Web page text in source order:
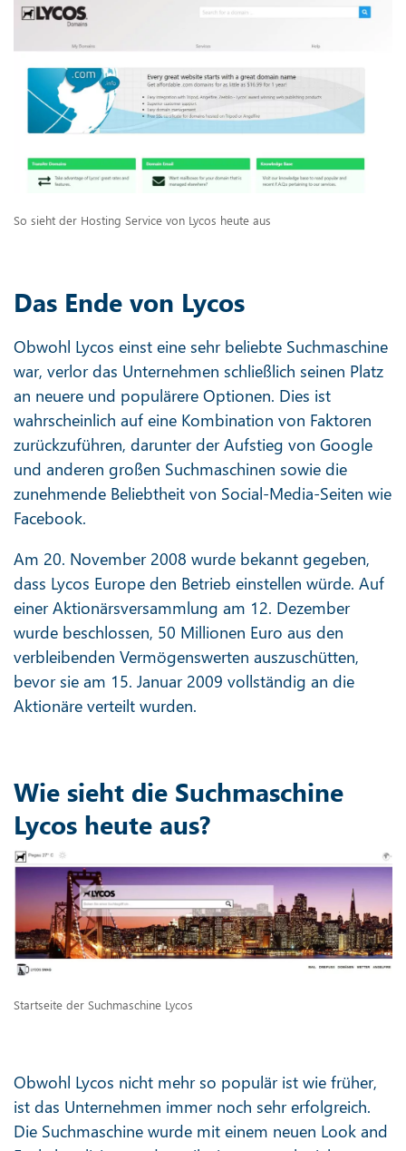
So sieht der Hosting Service von Lycos heute aus
Das Ende von Lycos
Obwohl Lycos einst eine sehr beliebte Suchmaschine
war, verlor das Unternehmen schließlich seinen Platz
an neuere und populärere Optionen. Dies ist
wahrscheinlich auf eine Kombination von Faktoren
zurückzuführen, darunter der Aufstieg von Google
und anderen großen Suchmaschinen sowie die
zunehmende Beliebtheit von Social-Media-Seiten wie
Facebook.
Am 20. November 2008 wurde bekannt gegeben,
dass Lycos Europe den Betrieb einstellen würde. Auf
einer Aktionärsversammlung am 12. Dezember
wurde beschlossen, 50 Millionen Euro aus den
verbleibenden Vermögenswerten auszuschütten,
bevor sie am 15. Januar 2009 vollständig an die
Aktionäre verteilt wurden.
Wie sieht die Suchmaschine
Lycos heute aus?
Startseite der Suchmaschine Lycos
Obwohl Lycos nicht mehr so populär ist wie früher,
ist das Unternehmen immer noch sehr erfolgreich.
Die Suchmaschine wurde mit einem neuen Look and